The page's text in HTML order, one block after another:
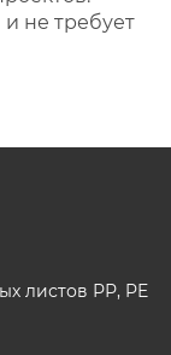
не требует
листов РР, PE